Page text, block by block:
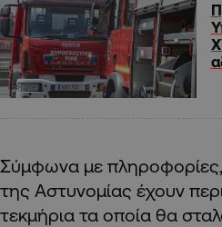
Σύμφωνα με
της Αστυνομίας έχουν
τεκμήρια τα οποία θα